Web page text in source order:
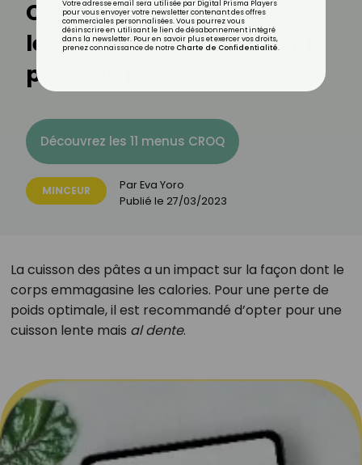
Cette façon de faire cuire
les pâtes est idéale pour la
perte de poids
Découvrez les 11 menus CROQ
MINCEUR ParEva Yoro
Publié le 27/03/2023
La cuisson des pâtes a un impact sur la façon dont le
corps emmagasine les calories. Pour une perte de
poids optimale, il est recommandé d’opter pour une
cuisson lente mais al dente.
Votre adresse email sera utilisée par Digital Prisma Players
pour vous envoyer votre newsletter contenant des offres
commerciales personnalisées. Vous pourrez vous
désinscrire en utilisant le lien de désabonnement intégré
dans la newsletter. Pour en savoir plus et exercer vos droits,
prenez connaissance de notre Charte de Confidentialité.